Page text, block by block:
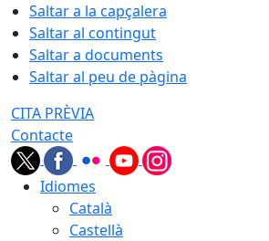
Saltar a la capçalera
Saltar al contingut
Saltar a documents
Saltar al peu de pàgina
CITA PRÈVIA
Contacte
Idiomes
Català
Castellà